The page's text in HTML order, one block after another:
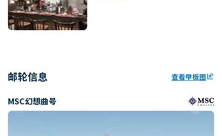
邮轮信息 查看甲板图ungroup
MSC幻想曲号